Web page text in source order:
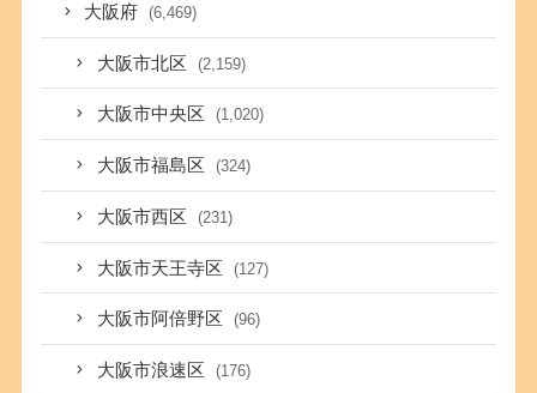
大阪府 (6,469)
大阪市北区 (2,159)
大阪市中央区 (1,020)
大阪市福島区 (324)
大阪市西区 (231)
大阪市天王寺区 (127)
大阪市阿倍野区 (96)
大阪市浪速区 (176)